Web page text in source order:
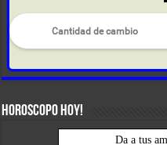
HOROSCOPO HOY!